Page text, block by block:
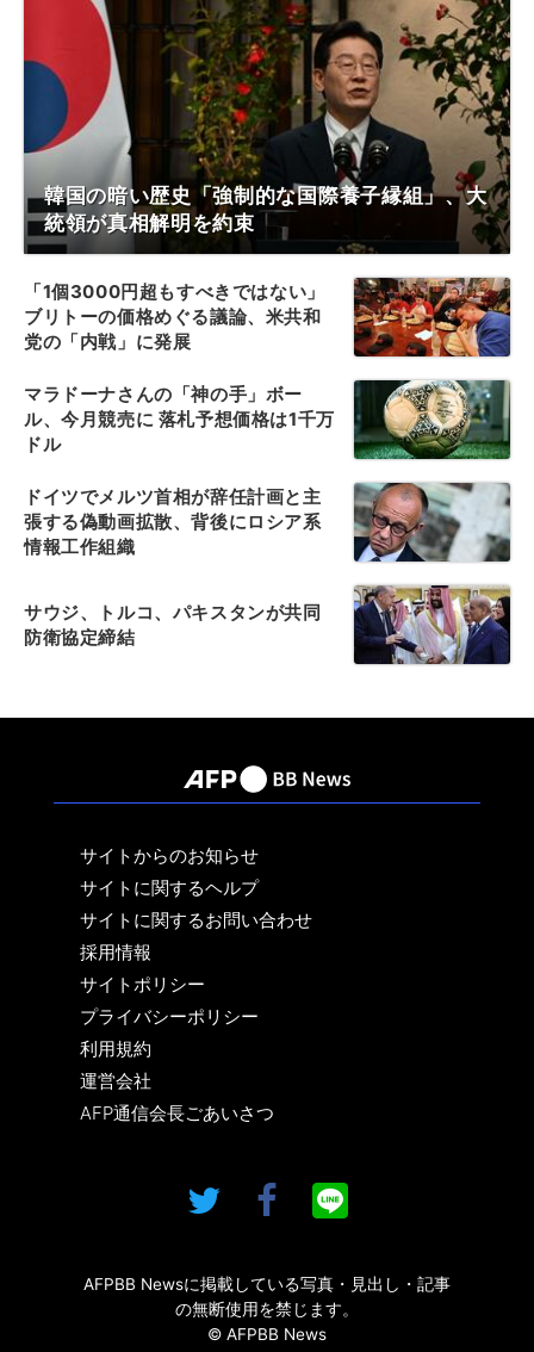
韓国の暗い歴史「強制的な国際養子縁組」、大
統領が真相解明を約束
「1個3000円超もすべきではない」
ブリトーの価格めぐる議論、米共和
党の「内戦」に発展
マラドーナさんの「神の手」ボー
ル、今月競売に 落札予想価格は1千万
ドル
ドイツでメルツ首相が辞任計画と主
張する偽動画拡散、背後にロシア系
情報工作組織
サウジ、トルコ、パキスタンが共同
防衛協定締結
サイトからのお知らせ
サイトに関するヘルプ
サイトに関するお問い合わせ
採用情報
サイトポリシー
プライバシーポリシー
利用規約
運営会社
AFP通信会長ごあいさつ
AFPBB Newsに掲載している写真・見出し・記事
の無断使用を禁じます。
© AFPBB News